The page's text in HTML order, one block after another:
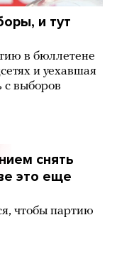
и тут
в бюллетене
и уехавшая
с выборов
снять
это еще
чтобы партию